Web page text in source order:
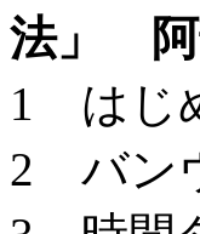
法」 阿
1 はじ
2 バン